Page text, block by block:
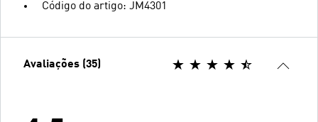
Código do artigo: JM4301
Avaliações (35)